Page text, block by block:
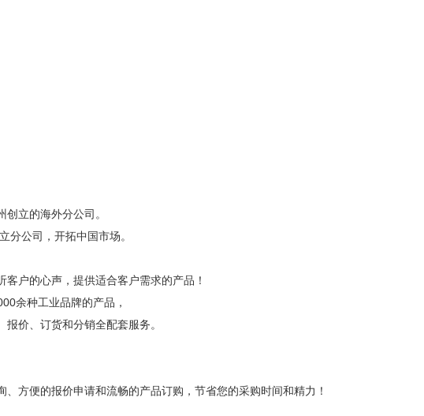
立的海外分公司。
分公司，开拓中国市场。
户的心声，提供适合客户需求的产品！
余种工业品牌的产品，
价、订货和分销全配套服务。
方便的报价申请和流畅的产品订购，节省您的采购时间和精力！